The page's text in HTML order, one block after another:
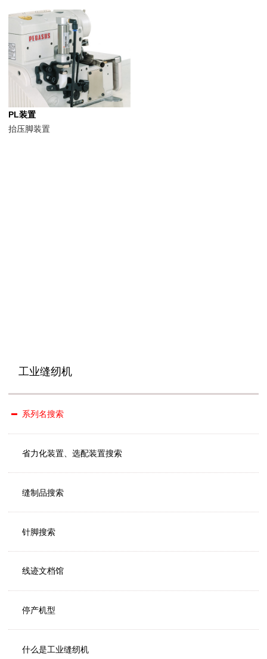
PL装置
抬压脚装置
工业缝纫机
系列名搜索
省力化装置、选配装置搜索
缝制品搜索
针脚搜索
线迹文档馆
停产机型
什么是工业缝纫机